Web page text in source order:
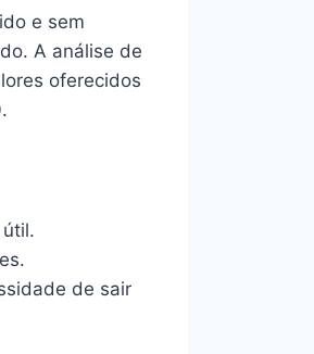
e sem
A análise de
oferecidos
de sair